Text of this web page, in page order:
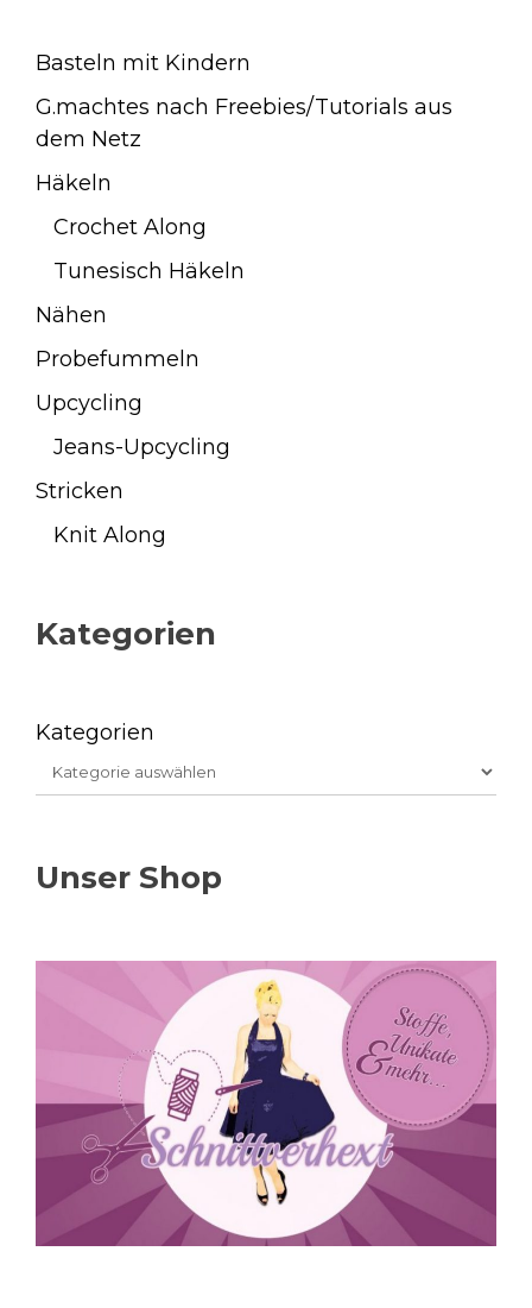
Basteln mit Kindern
G.machtes nach Freebies/Tutorials aus
dem Netz
Häkeln
Crochet Along
Tunesisch Häkeln
Nähen
Probefummeln
Upcycling
Jeans-Upcycling
Stricken
Knit Along
Kategorien
Kategorien
Unser Shop